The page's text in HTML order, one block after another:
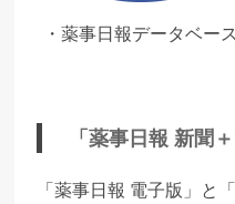
・薬事日報データベース
「薬事日報 新聞
「薬事日報 電子版」と